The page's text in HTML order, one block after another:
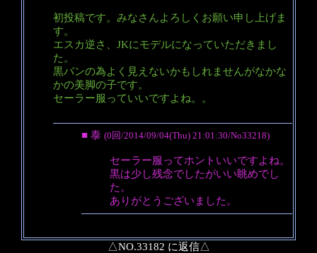
初投稿です。みなさんよろしくお願い申し上げま
す。
エスカ逆さ、JKにモデルになっていただきまし
た。
黒パンの為よく見えないかもしれませんがなかな
かの美脚の子です。
セーラー服っていいですよね。。
■ 泰 (0回/2014/09/04(Thu) 21:01:30/No33218)
セーラー服ってホントいいですよね。
黒は少し残念でしたがいい眺めでし
た。
ありがとうございました。
△NO.33182 に返信△